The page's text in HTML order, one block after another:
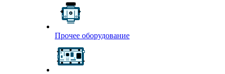
Прочее оборудование